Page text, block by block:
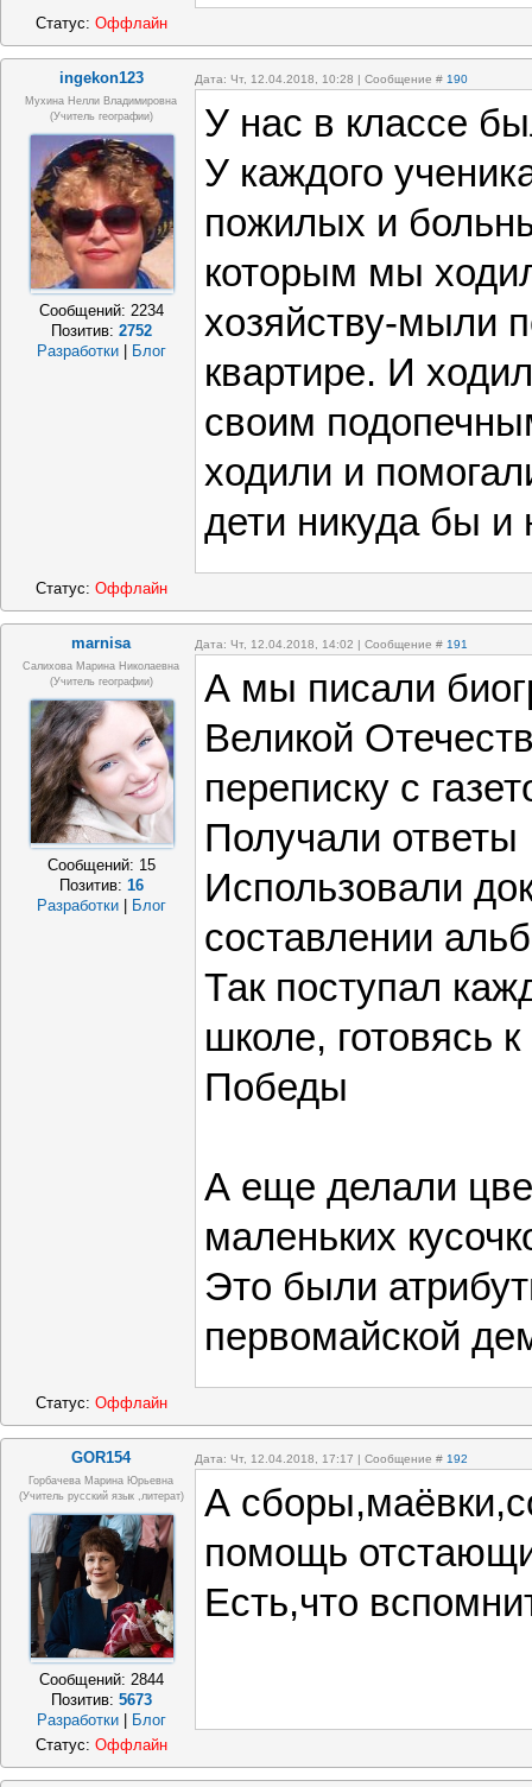
Статус: Оффлайн
ingekon123 Дата: Чт, 12.04.2018, 10:28 | Сообщение # 190
Мухина Нелли Владимировна
(Учитель географии)
Сообщений: 2234
Позитив: 2752
Разработки
Блог
У нас в классе
У каждого
пожилых и
которым мы
хозяйству-мыли
квартире. И
своим
ходили и
дети никуда бы
Статус: Оффлайн
marnisa Дата: Чт, 12.04.2018, 14:02 | Сообщение # 191
Салихова Марина Николаевна
(учитель географии)
Сообщений: 15
Позитив: 16
Разработки
Блог
А мы писали
Великой
переписку с
Получали ответы
Использовали
составлении
Так поступал
школе, готовясь
Победы
А еще делали
маленьких
Это были
первомайской
Статус: Оффлайн
GOR154 Дата: Чт, 12.04.2018, 17:17 | Сообщение # 192
Горбачева Марина Юрьевна
(учитель русский язык ,литерат)
Сообщений: 2844
Позитив: 5673
Разработки
Блог
А
помощь
Есть,что
Статус: Оффлайн